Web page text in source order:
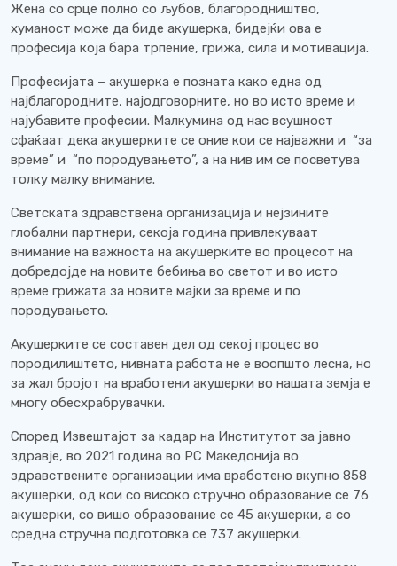
Жена со срце полно со љубов, благородништво,
хуманост може да биде акушерка, бидејќи ова е
професија која бара трпение, грижа, сила и мотивација.
Професијата – акушерка е позната како една од
најблагородните, најодговорните, но во исто време и
најубавите професии. Малкумина од нас всушност
сфаќаат дека акушерките се оние кои се најважни и “за
време” и “по породувањето”, а на нив им се посветува
толку малку внимание.
Светската здравствена организација и нејзините
глобални партнери, секоја година привлекуваат
внимание на важноста на акушерките во процесот на
добредојде на новите бебиња во светот и во исто
време грижата за новите мајки за време и по
породувањето.
Акушерките се составен дел од секој процес во
породилиштето, нивната работа не е воопшто лесна, но
за жал бројот на вработени акушерки во нашата земја е
многу обесхрабрувачки.
Според Извештајот за кадар на Институтот за јавно
здравје, во 2021 година во РС Македонија во
здравствените организации има вработено вкупно 858
акушерки, од кои со високо стручно образование се 76
акушерки, со вишо образование се 45 акушерки, а со
средна стручна подготовка се 737 акушерки.